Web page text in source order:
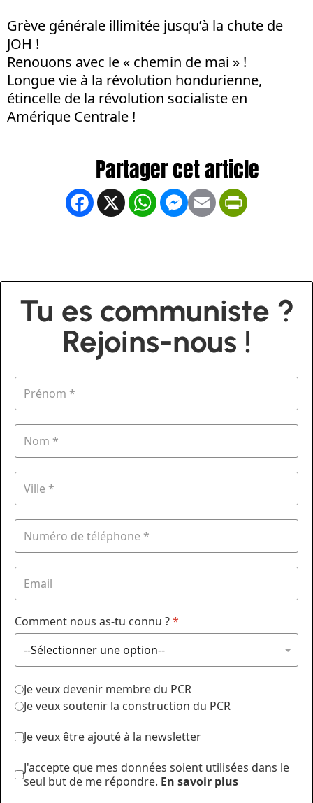
Grève générale illimitée jusqu’à la chute de
JOH !
Renouons avec le « chemin de mai » !
Longue vie à la révolution hondurienne,
étincelle de la révolution socialiste en
Amérique Centrale !
Facebook
X WhatsApp
Messenger
Email
Tu es communiste ?
Rejoins-nous !
Comment nous as-tu connu ?*
Je veux devenir membre du PCR
Je veux soutenir la construction du PCR
Je veux être ajouté à la newsletter
J'accepte que mes données soient utilisées dans le
seul but de me répondre. En savoir plus